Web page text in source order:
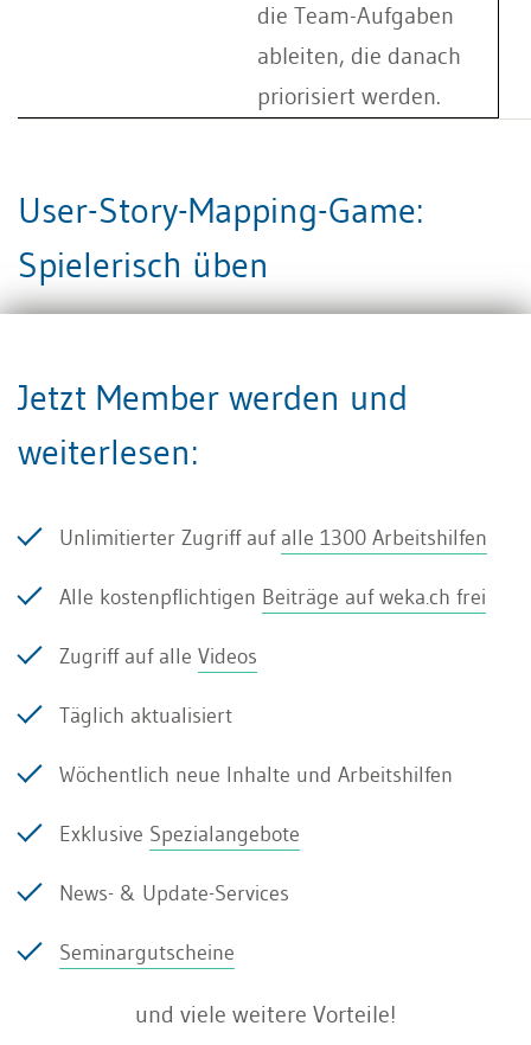
die Team-Aufgaben
ableiten, die danach
priorisiert werden.
User-Story-Mapping-Game:
Spielerisch üben
Mapping heran. Lassen Sie IhrTeam– und somit
jeden Mitarbeiter – für einen Moment zum User
Map erstellen, visualisieren und priorisieren
kann, um daraus Aufgaben und Teilschritte
ableiten zu können. Üben Sie mit dem User-
Story-Mapping-Game:
Kugelschreiber
Anforderungen an den Raum: Langer Tisch,
besser eine lange freie Wand
Jetzt Member werden und
weiterlesen:
Unlimitierter Zugriff auf alle 1300 Arbeitshilfen
Alle kostenpflichtigen Beiträge auf weka.ch frei
Zugriff auf alle Videos
Täglich aktualisiert
Wöchentlich neue Inhalte und Arbeitshilfen
Exklusive Spezialangebote
News- & Update-Services
Seminargutscheine
und viele weitere Vorteile!